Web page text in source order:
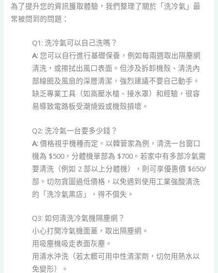
為了提升您的資訊獲取體驗，我們整理了關於「洗冷氣」最
常被問到的問題：
Q1: 洗冷氣可以自己洗嗎？
A: 您可以自行進行基礎保養，例如每兩週取出隔塵網
清洗，或擦拭出風口表面。但涉及拆卸機殼、清洗內
部線圈及風扇的深層清潔，強烈建議不要自己動手。
缺乏專業工具（如高壓水槍、接水罩）和經驗，很容
易導致電路板受潮燒毀或機殼損壞。
Q2: 洗冷氣一台要多少錢？
A: 價格視乎機種而定。以韓管家為例，清洗一台窗口
機為 $500，分體機單部為 $700。若家中有多部冷氣需
要清洗（例如 2 部以上分體機），則可享優惠價 $650/
部。切勿貪圖過低價格，以免遇到使用工業強酸清洗
的「洗冷氣黑店」，得不償失。
Q3: 如何清洗冷氣機隔塵網？
小心打開冷氣機面蓋，取出隔塵網。
用吸塵機吸走表面灰塵。
用清水沖洗（若太髒可用中性清潔劑，切勿用熱水以
免變形）。